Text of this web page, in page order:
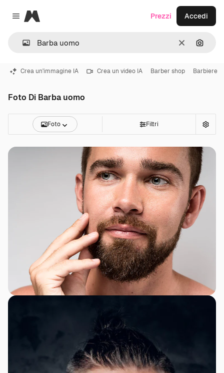
Close menu
Magnific
CancellaCerca
Prezzi Accedi
Crea un'immagine IA Crea un video IA Barber shop Barbiere
Foto Di Barba uomo
Foto Filtri